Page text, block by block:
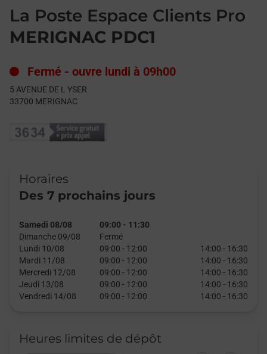
La Poste Espace Clients Pro
MERIGNAC PDC1
Fermé - ouvre lundi à 09h00
5 AVENUE DE L YSER
33700 MERIGNAC
Horaires
Des 7 prochains jours
Samedi 08/08 09:00 - 11:30
Dimanche 09/08
Fermé
Lundi 10/08
09:00 - 12:00 14:00 - 16:30
Mardi 11/08
09:00 - 12:00 14:00 - 16:30
Mercredi 12/08
09:00 - 12:00 14:00 - 16:30
Jeudi 13/08
09:00 - 12:00 14:00 - 16:30
Vendredi 14/08
09:00 - 12:00 14:00 - 16:30
Heures limites de dépôt